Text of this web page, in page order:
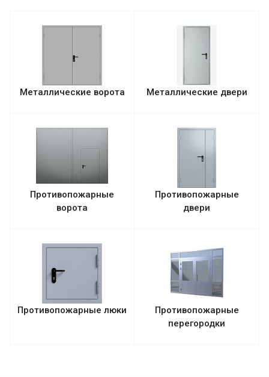
Металлические ворота Металлические двери
Противопожарные
ворота
Противопожарные
двери
Противопожарные люки
Противопожарные
перегородки